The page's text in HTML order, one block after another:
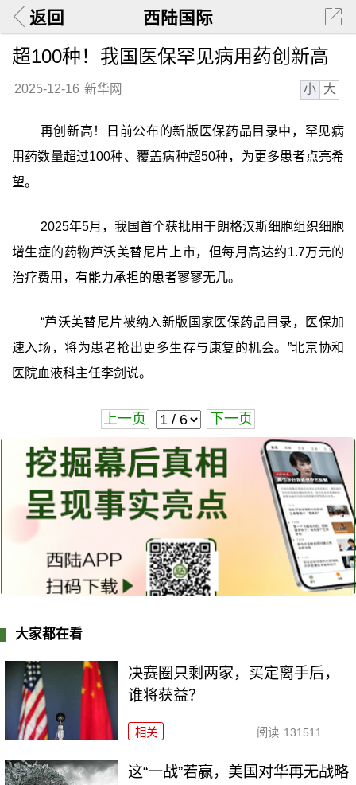
返回 西陆国际
超100种！我国医保罕见病用药创新高
2025-12-16 新华网 小 大
再创新高！日前公布的新版医保药品目录中，罕见病
用药数量超过100种、覆盖病种超50种，为更多患者点亮希
望。
2025年5月，我国首个获批用于朗格汉斯细胞组织细胞
增生症的药物芦沃美替尼片上市，但每月高达约1.7万元的
治疗费用，有能力承担的患者寥寥无几。
“芦沃美替尼片被纳入新版国家医保药品目录，医保加
速入场，将为患者抢出更多生存与康复的机会。”北京协和
医院血液科主任李剑说。
上一页 下一页
大家都在看
决赛圈只剩两家，买定离手后，
谁将获益？
相关 阅读 131511
这“一战”若赢，美国对华再无战略